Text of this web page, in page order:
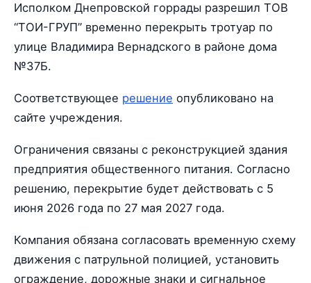
Исполком Днепровской горрады разрешил ТОВ
“ТОИ-ГРУП” временно перекрыть тротуар по
улице Владимира Вернадского в районе дома
№37Б.
Соответствующее решение опубликовано на
сайте учреждения.
Ограничения связаны с реконструкцией здания
предприятия общественного питания. Согласно
решению, перекрытие будет действовать с 5
июня 2026 года по 27 мая 2027 года.
Компания обязана согласовать временную схему
движения с патрульной полицией, установить
ограждение, дорожные знаки и сигнальное